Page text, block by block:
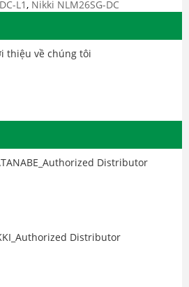
L1 , Nikki NLM26SG-DC
thiệu về chúng tôi
Distributor
Distributor